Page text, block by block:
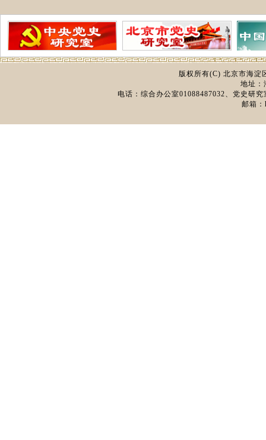
版权所有(C) 北京市海淀
地址：
电话：综合办公室01088487032、党史研
邮箱：